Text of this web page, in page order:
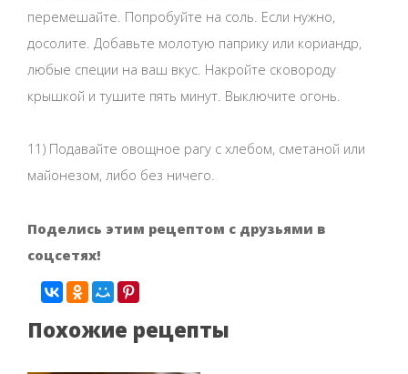
перемешайте. Попробуйте на соль. Если нужно,
досолите. Добавьте молотую паприку или кориандр,
любые специи на ваш вкус. Накройте сковороду
крышкой и тушите пять минут. Выключите огонь.
11) Подавайте овощное рагу с хлебом, сметаной или
майонезом, либо без ничего.
Поделись этим рецептом с друзьями в
соцсетях!
Похожие рецепты